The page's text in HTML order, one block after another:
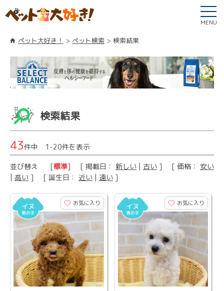
MENU
ペット大好き！ ペット検索 検索結果
検索結果
43件中 1-20件を表示
並び替え [標準] [ 掲載日： 新しい | 古い ] [ 価格： 安い
| 高い ] [ 誕生日： 近い | 遠い ]
お気に入り お気に入り